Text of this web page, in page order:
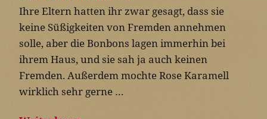
Ihre Eltern hatten ihr zwar gesagt, dass sie
keine Süßigkeiten von Fremden annehmen
solle, aber die Bonbons lagen immerhin bei
ihrem Haus, und sie sah ja auch keinen
Fremden. Außerdem mochte Rose Karamell
wirklich sehr gerne …